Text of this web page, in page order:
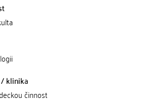
klinika
činnost